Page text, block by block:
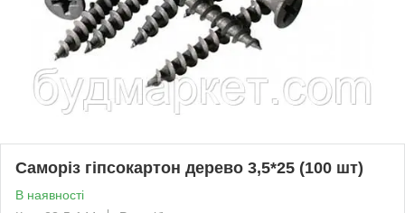
Саморіз гіпсокартон дерево 3,5*25 (100 шт)
В наявності